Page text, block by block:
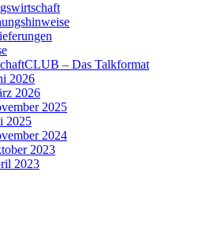
– Das Talkformat
2026
2026
2025
2025
2024
2023
2023